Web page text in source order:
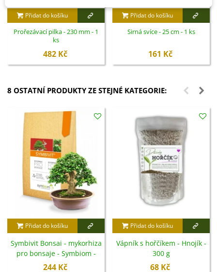
Přidat do košíku
Prořezávací pilka - 230 mm - 1
ks
482 Kč
Přidat do košíku
Sirná svíce - 25 cm - 1 ks
161 Kč
8 OSTATNÍ PRODUKTY ZE STEJNÉ KATEGORIE:
Přidat do košíku
Symbivit Bonsai - mykorhiza
pro bonsaje - Symbiom -
150 g
244 Kč
Přidat do košíku
Vápník s hořčíkem - Hnojík -
300 g
68 Kč